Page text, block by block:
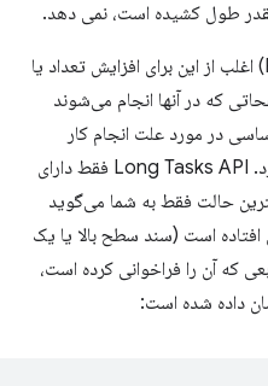
طول کشیده است، نمی دهد.
ابزارهای نظارت بر کاربر واقعی (RUM) اغلب از این برای افزایش تعداد یا
که در آنها انجام می‌شوند
در مورد علت انجام کار
طولانی، این فقط کاربرد محدودی دارد. Long Tasks API فقط دارای
حالت فقط به شما می‌گوید
است (سند سطح بالا یا یک
که آن را فراخوانی کرده است،
داده شده است: